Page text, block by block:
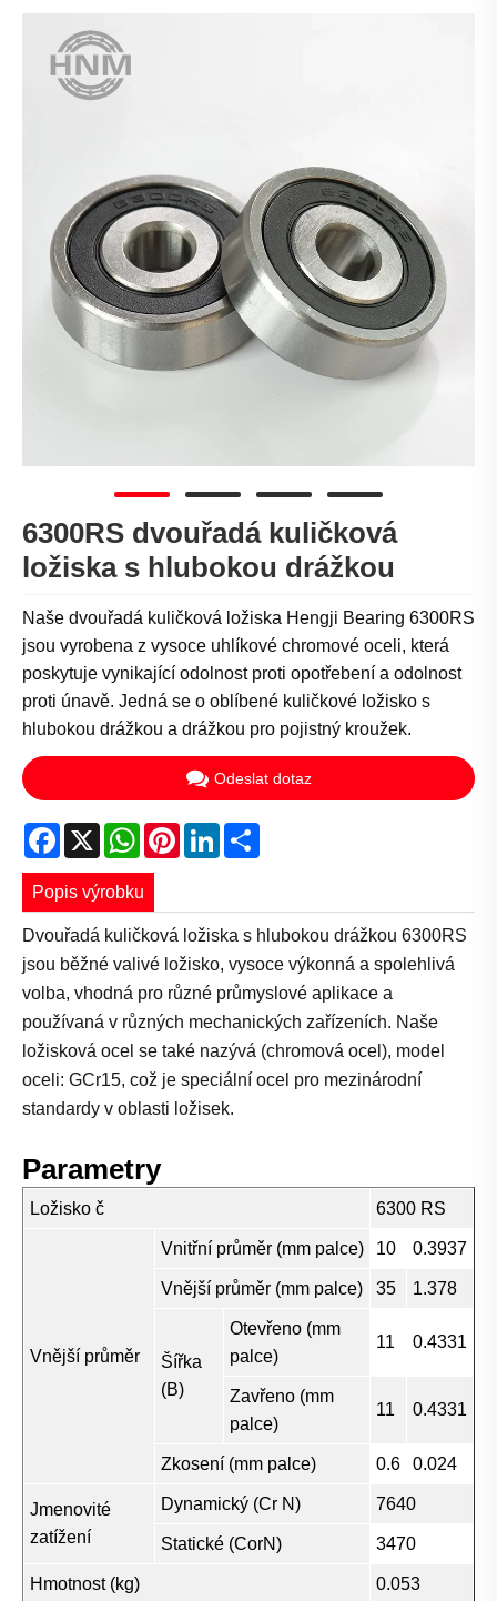
6300RS dvouřadá kuličková
ložiska s hlubokou drážkou
Naše dvouřadá kuličková ložiska Hengji Bearing 6300RS
jsou vyrobena z vysoce uhlíkové chromové oceli, která
poskytuje vynikající odolnost proti opotřebení a odolnost
proti únavě. Jedná se o oblíbené kuličkové ložisko s
hlubokou drážkou a drážkou pro pojistný kroužek.
Odeslat dotaz
Facebook
X WhatsApp
PinterestLinkedIn
Popis výrobku
Dvouřadá kuličková ložiska s hlubokou drážkou 6300RS
jsou běžné valivé ložisko, vysoce výkonná a spolehlivá
volba, vhodná pro různé průmyslové aplikace a
používaná v různých mechanických zařízeních. Naše
ložisková ocel se také nazývá (chromová ocel), model
oceli: GCr15, což je speciální ocel pro mezinárodní
standardy v oblasti ložisek.
Parametry
Ložisko č 6300 RS
Vnější průměr
Vnitřní průměr (mm palce) 10 0.3937
Vnější průměr (mm palce) 35 1.378
Šířka
(B)
Otevřeno (mm
palce)
11 0.4331
Zavřeno (mm
palce)
11 0.4331
Zkosení (mm palce) 0.6 0.024
Jmenovité
zatížení
Dynamický (Cr N) 7640
Statické (CorN) 3470
Hmotnost (kg) 0.053